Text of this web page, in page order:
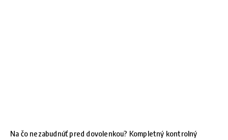
Na čo nezabudnúť pred dovolenkou? Kompletný kontrolný